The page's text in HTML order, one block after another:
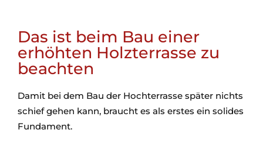
Das ist beim Bau einer
erhöhten Holzterrasse zu
beachten
Damit bei dem Bau der Hochterrasse später nichts
schief gehen kann, braucht es als erstes ein solides
Fundament.